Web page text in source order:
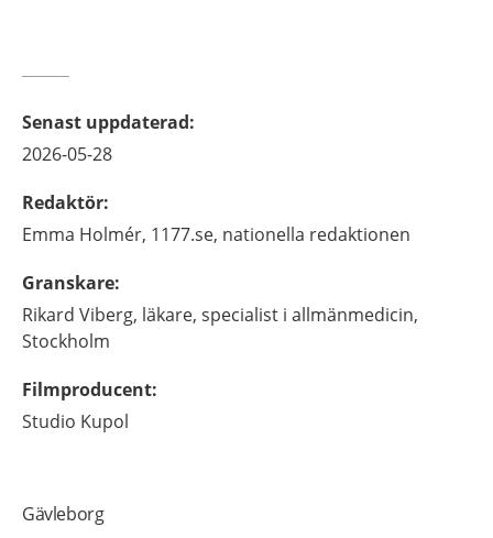
Senast uppdaterad:
2026-05-28
Redaktör:
Emma Holmér, 1177.se, nationella redaktionen
Granskare:
Rikard Viberg, läkare, specialist i allmänmedicin,
Stockholm
Filmproducent:
Studio Kupol
Gävleborg